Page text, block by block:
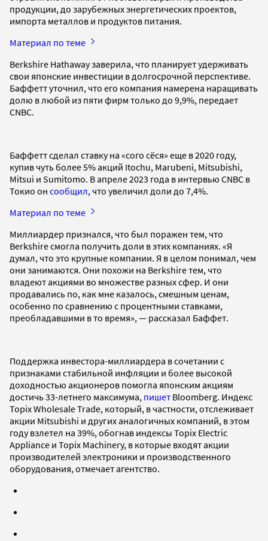
продукции, до зарубежных энергетических проектов,
импорта металлов и продуктов питания.
Материал по теме
Berkshire Hathaway заверила, что планирует удерживать
свои японские инвестиции в долгосрочной перспективе.
Баффетт уточнил, что его компания намерена наращивать
долю в любой из пяти фирм только до 9,9%, передает
CNBC.
Баффетт сделал ставку на «сого сёся» еще в 2020 году,
купив чуть более 5% акций Itochu, Marubeni, Mitsubishi,
Mitsui и Sumitomo. В апреле 2023 года в интервью CNBC в
Токио он сообщил, что увеличил доли до 7,4%.
Материал по теме
Миллиардер признался, что был поражен тем, что
Berkshire смогла получить доли в этих компаниях. «Я
думал, что это крупные компании. Я в целом понимал, чем
они занимаются. Они похожи на Berkshire тем, что
владеют акциями во множестве разных сфер. И они
продавались по, как мне казалось, смешным ценам,
особенно по сравнению с процентными ставками,
преобладавшими в то время», — рассказал Баффет.
Поддержка инвестора-миллиардера в сочетании с
признаками стабильной инфляции и более высокой
доходностью акционеров помогла японским акциям
достичь 33-летнего максимума, пишет Bloomberg. Индекс
Topix Wholesale Trade, который, в частности, отслеживает
акции Mitsubishi и других аналогичных компаний, в этом
году взлетел на 39%, обогнав индексы Topix Electric
Appliance и Topix Machinery, в которые входят акции
производителей электроники и производственного
оборудования, отмечает агентство.